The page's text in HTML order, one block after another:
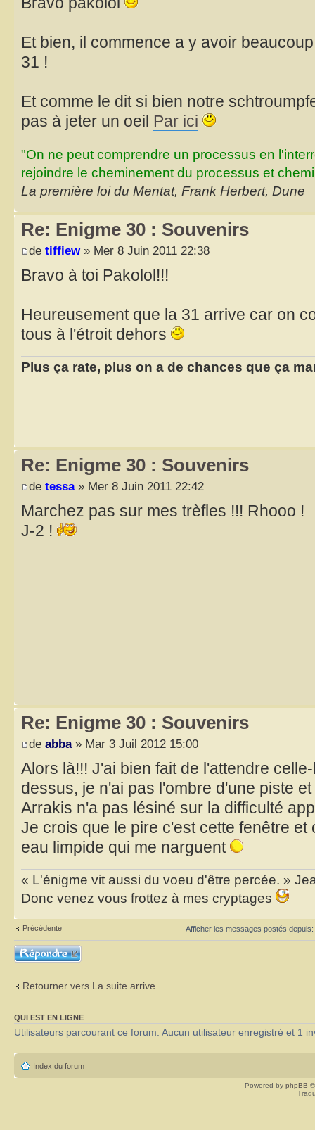
Et bien, il commence a y avoir
31 !
Et comme le dit si bien notre
pas à jeter un oeil Par ici
"On ne peut comprendre un processus en
rejoindre le cheminement du processus et
La première loi du Mentat, Frank Herbert, Dune
Re: Enigme 30 : Souvenirs
de tiffiew» Mer 8 Juin 2011 22:38
Bravo à toi Pakolol!!!
Heureusement que la 31 arrive car on
tous à l'étroit dehors
Plus ça rate, plus on a de chances que ça
Re: Enigme 30 : Souvenirs
de tessa» Mer 8 Juin 2011 22:42
Marchez pas sur mes trèfles !!! Rhooo !
J-2 !
Re: Enigme 30 : Souvenirs
de abba» Mar 3 Juil 2012 15:00
Alors là!!! J'ai bien fait de l'attendre
dessus, je n'ai pas l'ombre d'une piste
Arrakis n'a pas lésiné sur la difficulté
Je crois que le pire c'est cette fenêtre et
eau limpide qui me narguent
« L'énigme vit aussi du voeu d'être percée. »
Donc venez vous frottez à mes cryptages
Précédente Afficher les messages postés depuis:
Répondre
Retourner vers La suite arrive ...
QUI EST EN LIGNE
Utilisateurs parcourant ce forum: Aucun utilisateur enregistré et 1
Index du forum
Powered by phpBB